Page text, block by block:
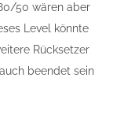
50 wären aber
Level könnte
Rücksetzer
beendet sein